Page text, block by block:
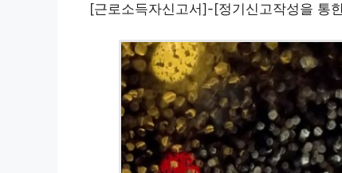
[근로소득자신고서]-[정기신고작성을 통